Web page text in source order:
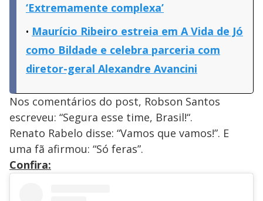
‘Extremamente complexa’
Maurício Ribeiro estreia em A Vida de Jó
como Bildade e celebra parceria com
diretor-geral Alexandre Avancini
Nos comentários do post, Robson Santos
escreveu: “Segura esse time, Brasil!“.
Renato Rabelo disse: “Vamos que vamos!”. E
uma fã afirmou: “Só feras”.
Confira: